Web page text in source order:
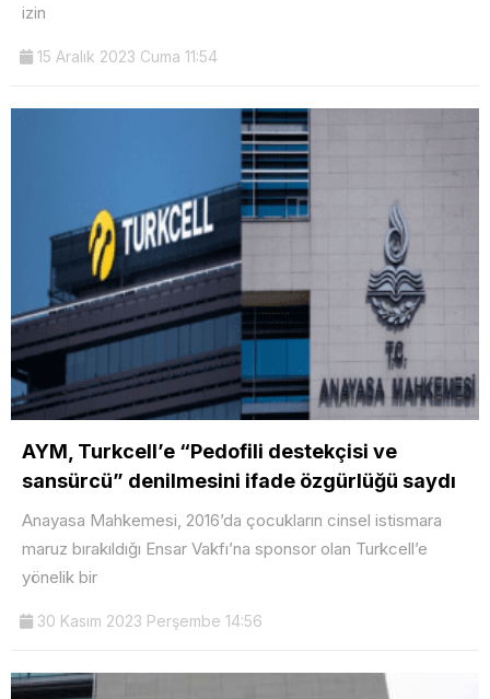
izin
15 Aralık 2023 Cuma 11:54
AYM, Turkcell’e “Pedofili destekçisi ve
sansürcü” denilmesini ifade özgürlüğü saydı
Anayasa Mahkemesi, 2016’da çocukların cinsel istismara
maruz bırakıldığı Ensar Vakfı’na sponsor olan Turkcell’e
yönelik bir
30 Kasım 2023 Perşembe 14:56